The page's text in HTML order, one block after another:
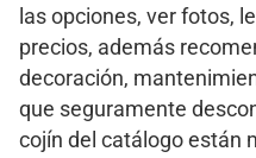
las opciones, ver fotos,
precios, además
decoración,
que seguramente
cojín del catálogo están